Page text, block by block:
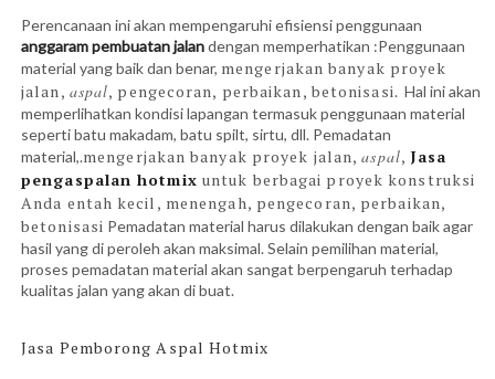
Perencanaan ini akan mempengaruhi efisiensi penggunaan
anggaram pembuatan jalandengan memperhatikan :Penggunaan
material yang baik dan benar, mengerjakan banyak proyek
jalan, aspal, pengecoran, perbaikan, betonisasi. Hal ini akan
memperlihatkan kondisi lapangan termasuk penggunaan material
seperti batu makadam, batu spilt, sirtu, dll. Pemadatan
material,.mengerjakan banyak proyek jalan,aspal, Jasa
pengaspalan hotmix untuk berbagai proyek konstruksi
Anda entah kecil, menengah, pengecoran, perbaikan,
betonisasi Pemadatan material harus dilakukan dengan baik agar
hasil yang di peroleh akan maksimal. Selain pemilihan material,
proses pemadatan material akan sangat berpengaruh terhadap
kualitas jalan yang akan di buat.
Jasa Pemborong Aspal Hotmix